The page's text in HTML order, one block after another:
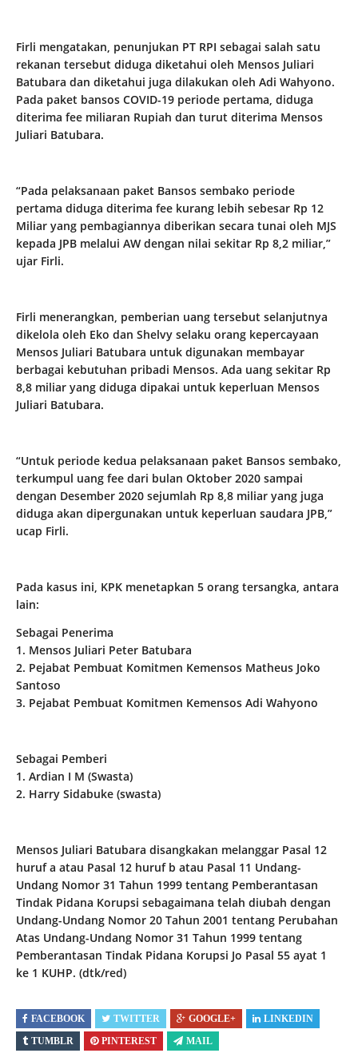
Firli mengatakan, penunjukan PT RPI sebagai salah satu
rekanan tersebut diduga diketahui oleh Mensos Juliari
Batubara dan diketahui juga dilakukan oleh Adi Wahyono.
Pada paket bansos COVID-19 periode pertama, diduga
diterima fee miliaran Rupiah dan turut diterima Mensos
Juliari Batubara.
“Pada pelaksanaan paket Bansos sembako periode
pertama diduga diterima fee kurang lebih sebesar Rp 12
Miliar yang pembagiannya diberikan secara tunai oleh MJS
kepada JPB melalui AW dengan nilai sekitar Rp 8,2 miliar,”
ujar Firli.
Firli menerangkan, pemberian uang tersebut selanjutnya
dikelola oleh Eko dan Shelvy selaku orang kepercayaan
Mensos Juliari Batubara untuk digunakan membayar
berbagai kebutuhan pribadi Mensos. Ada uang sekitar Rp
8,8 miliar yang diduga dipakai untuk keperluan Mensos
Juliari Batubara.
“Untuk periode kedua pelaksanaan paket Bansos sembako,
terkumpul uang fee dari bulan Oktober 2020 sampai
dengan Desember 2020 sejumlah Rp 8,8 miliar yang juga
diduga akan dipergunakan untuk keperluan saudara JPB,”
ucap Firli.
Pada kasus ini, KPK menetapkan 5 orang tersangka, antara
lain:
Sebagai Penerima
1. Mensos Juliari Peter Batubara
2. Pejabat Pembuat Komitmen Kemensos Matheus Joko
Santoso
3. Pejabat Pembuat Komitmen Kemensos Adi Wahyono
Sebagai Pemberi
1. Ardian I M (Swasta)
2. Harry Sidabuke (swasta)
Mensos Juliari Batubara disangkakan melanggar Pasal 12
huruf a atau Pasal 12 huruf b atau Pasal 11 Undang-
Undang Nomor 31 Tahun 1999 tentang Pemberantasan
Tindak Pidana Korupsi sebagaimana telah diubah dengan
Undang-Undang Nomor 20 Tahun 2001 tentang Perubahan
Atas Undang-Undang Nomor 31 Tahun 1999 tentang
Pemberantasan Tindak Pidana Korupsi Jo Pasal 55 ayat 1
ke 1 KUHP. (dtk/red)
FACEBOOK TWITTER GOOGLE+
LINKEDIN
TUMBLR
PINTEREST MAIL